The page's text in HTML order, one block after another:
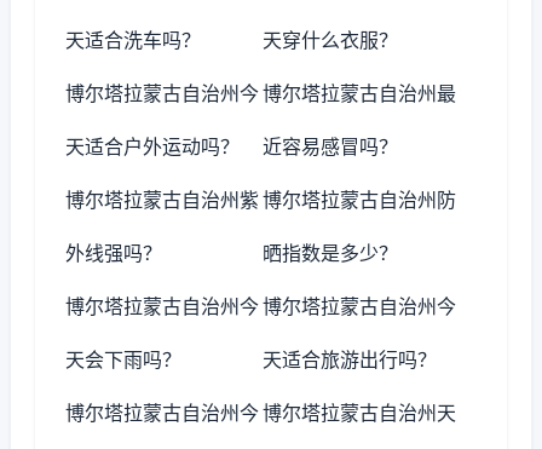
天适合洗车吗？ 天穿什么衣服？
博尔塔拉蒙古自治州今
天适合户外运动吗？
博尔塔拉蒙古自治州最
近容易感冒吗？
博尔塔拉蒙古自治州紫
外线强吗？
博尔塔拉蒙古自治州防
晒指数是多少？
博尔塔拉蒙古自治州今
天会下雨吗？
博尔塔拉蒙古自治州今
天适合旅游出行吗？
博尔塔拉蒙古自治州今博尔塔拉蒙古自治州天